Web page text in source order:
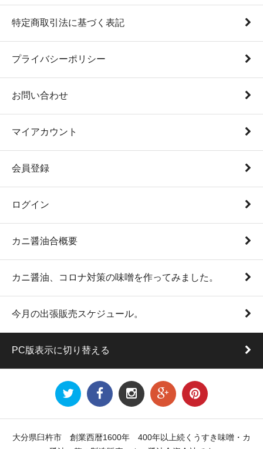
特定商取引法に基づく表記
プライバシーポリシー
お問い合わせ
マイアカウント
会員登録
ログイン
カニ醤油合概要
カニ醤油、コロナ対策の味噌を作ってみました。
今月の出張販売スケジュール。
PC版表示に切り替える
大分県臼杵市 創業西暦1600年 400年以上続くうすき味噌・カ